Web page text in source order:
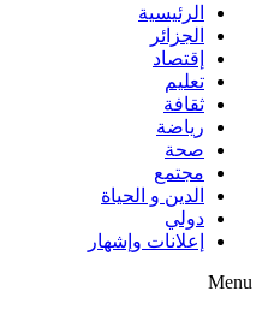
الرئيسية
الجزائر
إقتصاد
تعليم
ثقافة
رياضة
صحة
مجتمع
الدين و الحياة
دولي
إعلانات وإشهار
Menu